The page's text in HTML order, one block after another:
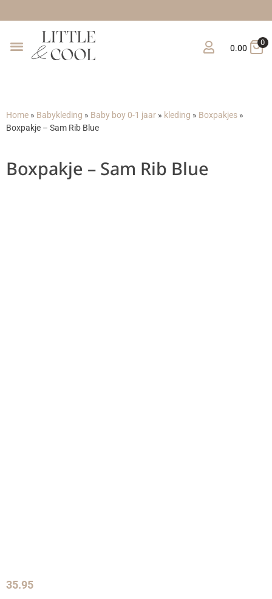
0.00
0
Home » Babykleding » Baby boy 0-1 jaar » kleding » Boxpakjes »
Boxpakje – Sam Rib Blue
Boxpakje – Sam Rib Blue
35.95